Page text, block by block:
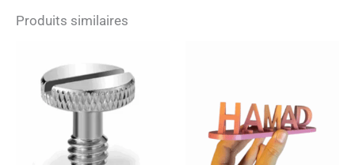
Produits similaires